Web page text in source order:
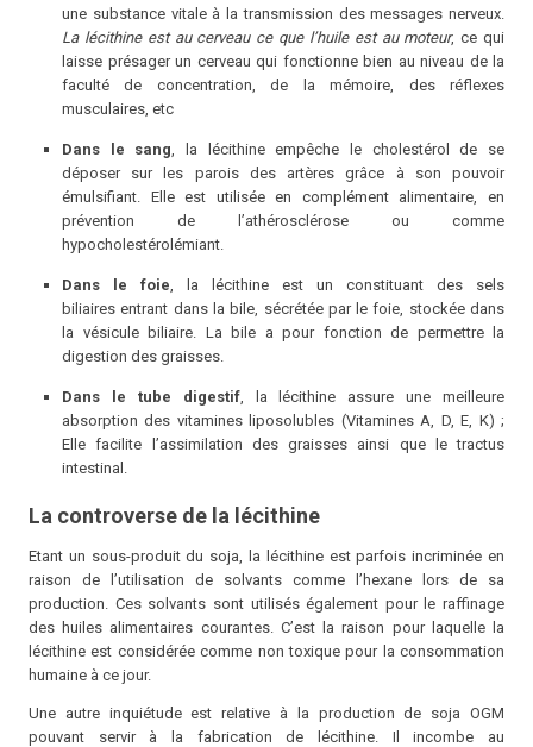
une substance vitale à la transmission des messages nerveux.
La lécithine est au cerveau ce que l’huile est au moteur, ce qui
laisse présager un cerveau qui fonctionne bien au niveau de la
faculté de concentration, de la mémoire, des réflexes
musculaires, etc
Dans le sang, la lécithine empêche le cholestérol de se
déposer sur les parois des artères grâce à son pouvoir
émulsifiant. Elle est utilisée en complément alimentaire, en
prévention de l’athérosclérose ou comme
hypocholestérolémiant.
Dans le foie, la lécithine est un constituant des sels
biliaires entrant dans la bile, sécrétée par le foie, stockée dans
la vésicule biliaire. La bile a pour fonction de permettre la
digestion des graisses.
Dans le tube digestif, la lécithine assure une meilleure
absorption des vitamines liposolubles (Vitamines A, D, E, K) ;
Elle facilite l’assimilation des graisses ainsi que le tractus
intestinal.
La controverse de la lécithine
Etant un sous-produit du soja, la lécithine est parfois incriminée en
raison de l’utilisation de solvants comme l’hexane lors de sa
production. Ces solvants sont utilisés également pour le raffinage
des huiles alimentaires courantes. C’est la raison pour laquelle la
lécithine est considérée comme non toxique pour la consommation
humaine à ce jour.
Une autre inquiétude est relative à la production de soja OGM
pouvant servir à la fabrication de lécithine. Il incombe au